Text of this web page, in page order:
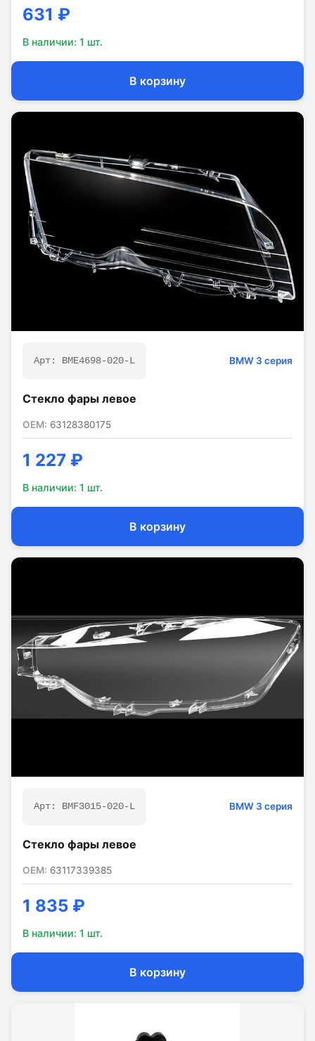
631 ₽
В наличии: 1 шт.
В корзину
Арт: BME4698-020-L BMW 3 серия
Стекло фары левое
OEM: 63128380175
1 227 ₽
В наличии: 1 шт.
В корзину
Арт: BMF3015-020-L BMW 3 серия
Стекло фары левое
OEM: 63117339385
1 835 ₽
В наличии: 1 шт.
В корзину